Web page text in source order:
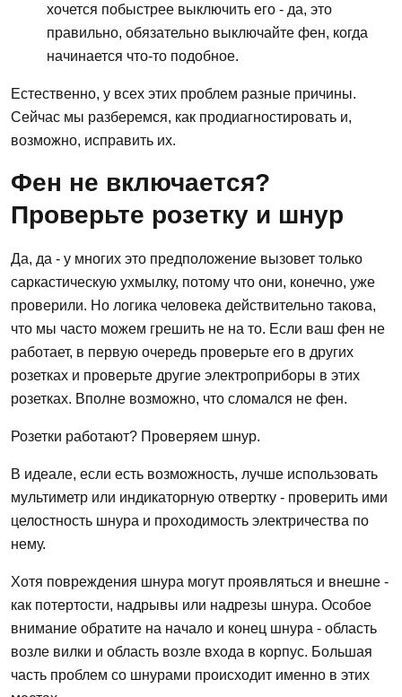
хочется побыстрее выключить его - да, это
правильно, обязательно выключайте фен, когда
начинается что-то подобное.
Естественно, у всех этих проблем разные причины.
Сейчас мы разберемся, как продиагностировать и,
возможно, исправить их.
Фен не включается?
Проверьте розетку и шнур
Да, да - у многих это предположение вызовет только
саркастическую ухмылку, потому что они, конечно, уже
проверили. Но логика человека действительно такова,
что мы часто можем грешить не на то. Если ваш фен не
работает, в первую очередь проверьте его в других
розетках и проверьте другие электроприборы в этих
розетках. Вполне возможно, что сломался не фен.
Розетки работают? Проверяем шнур.
В идеале, если есть возможность, лучше использовать
мультиметр или индикаторную отвертку - проверить ими
целостность шнура и проходимость электричества по
нему.
Хотя повреждения шнура могут проявляться и внешне -
как потертости, надрывы или надрезы шнура. Особое
внимание обратите на начало и конец шнура - область
возле вилки и область возле входа в корпус. Большая
часть проблем со шнурами происходит именно в этих